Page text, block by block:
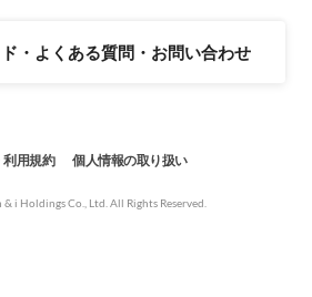
・よくある質問・お問い合わせ
利用規約 個人情報の取り扱い
i Holdings Co., Ltd. All Rights Reserved.